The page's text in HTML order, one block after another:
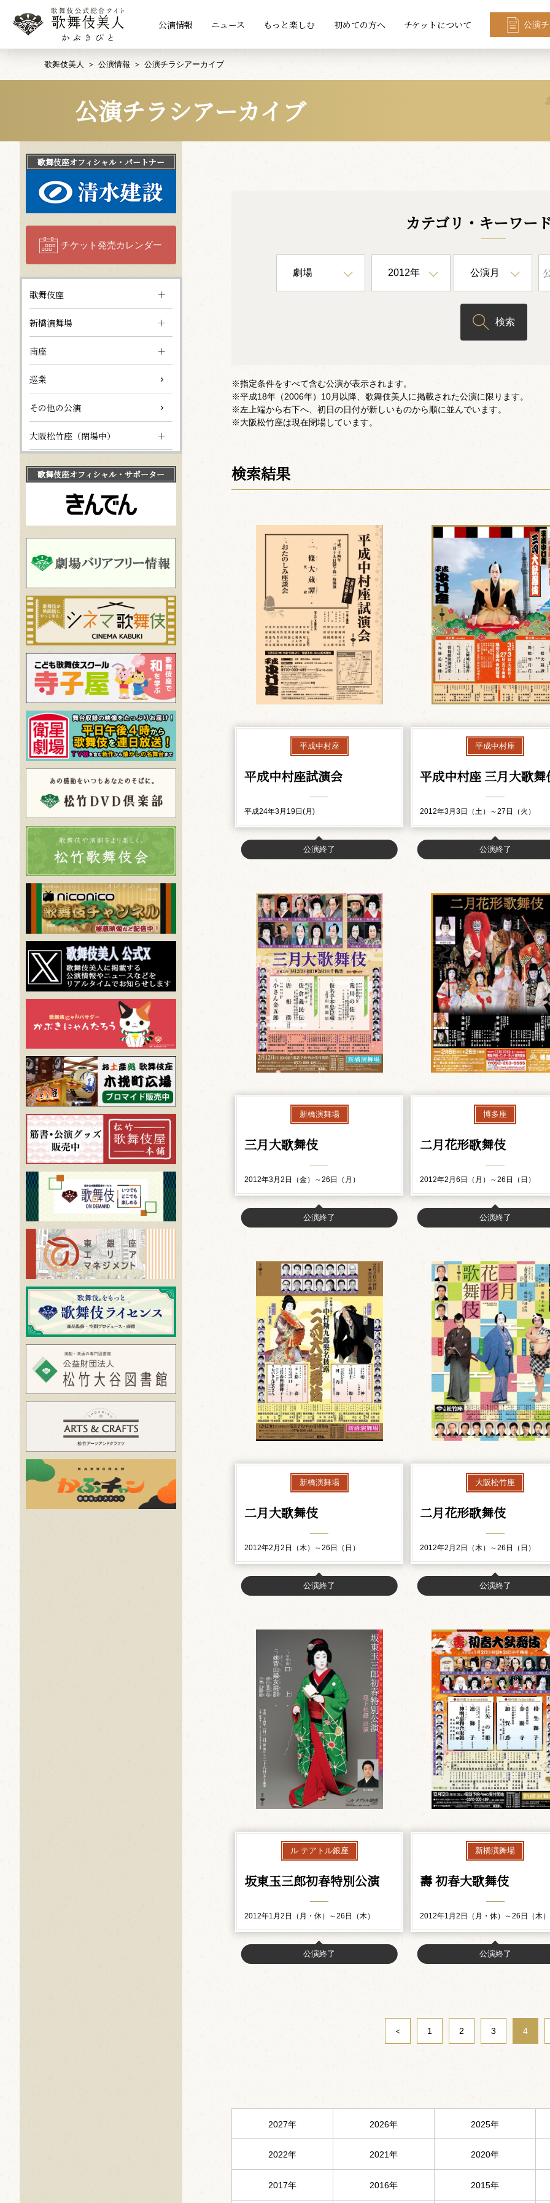
公演情報 ニュース もっと楽しむ 初めての方へ チケットについて 公演
歌舞伎美人 公演情報 公演チラシアーカイブ
公演チラシアーカイブ
カテゴリ・キーワー
検索
※指定条件をすべて含む公演が表示されます。
※平成18年（2006年）10月以降、歌舞伎美人に掲載された公演に限ります。
※左上端から右下へ、初日の日付が新しいものから順に並んでいます。
※大阪松竹座は現在閉場しています。
検索結果
平成中村座
平成中村座試演会
平成24年3月19日(月)
公演終了
平成中村座
平成中村座 三月大歌舞
2012年3月3日（土）～27日（火）
公演終了
新橋演舞場
三月大歌舞伎
2012年3月2日（金）～26日（月）
公演終了
博多座
二月花形歌舞伎
2012年2月6日（月）～26日（日）
公演終了
新橋演舞場
二月大歌舞伎
2012年2月2日（木）～26日（日）
公演終了
大阪松竹座
二月花形歌舞伎
2012年2月2日（木）～26日（日）
公演終了
ル テアトル銀座
坂東玉三郎初春特別公演
2012年1月2日（月・休）～26日（木）
公演終了
新橋演舞場
壽 初春大歌舞伎
2012年1月2日（月・休）～26日（木）
公演終了
＜ 1 2 3 4
2027年 2026年 2025年
2022年 2021年 2020年
2017年 2016年 2015年
歌舞伎座オフィシャル・パートナー
チケット発売カレンダー
歌舞伎座
新橋演舞場
南座
巡業
その他の公演
大阪松竹座（閉場中）
歌舞伎座オフィシャル・サポーター